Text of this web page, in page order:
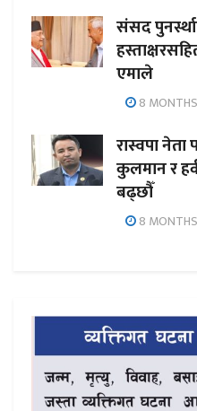
संसद
एमाले
8
रास्वपा
कुलमान र
बढ्छौँ
8